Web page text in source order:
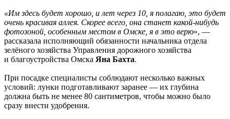
«Им здесь будет хорошо, и лет через 10, я полагаю, это будет
очень красивая аллея. Скорее всего, она станет какой-нибудь
фотозоной, особенным местом в Омске, я в это верю», —
рассказала исполняющий обязанности начальника отдела
зелёного хозяйства Управления дорожного хозяйства
и благоустройства Омска Яна Бахта.
При посадке специалисты соблюдают несколько важных
условий: лунки подготавливают заранее — их глубина
должна быть не менее 80 сантиметров, чтобы можно было
сразу внести удобрения.